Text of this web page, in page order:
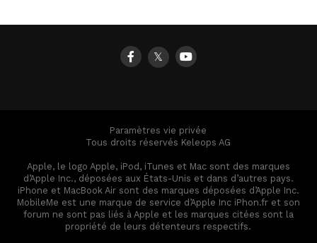
𝕏
Paramètres vie privée
Tous droits réservés Keleops AG
Apple, le logo Apple, iPod, iTunes et Mac sont des marques
d’Apple Inc., déposées aux États-Unis et dans d’autres pays.
iPhone et MacBook Air sont des marques déposées d’Apple Inc.
MobileMe est une marque de service d’Apple Inc iPhon.fr et son
forum ne sont pas liés à Apple et les marques citées sont la
propriété de leurs détenteurs respectifs.